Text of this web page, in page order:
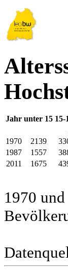
Jahr unter 15 15-
1970
2139
1987
1557
2011
1675
1970